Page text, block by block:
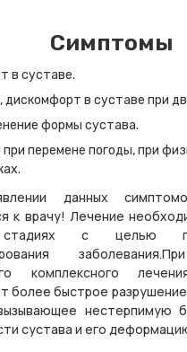
Симптомы
в суставе.
дискомфорт в суставе при
формы сустава.
при перемене погоды, при
данных
к врачу! Лечение
с целью
комплексного
более быстрое
нестерпимую
сустава и его